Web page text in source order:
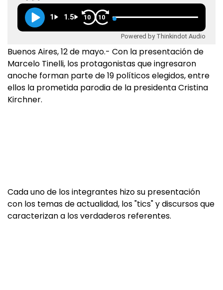
1 1.5 10 10
Powered by Thinkindot Audio
Buenos Aires, 12 de mayo.- Con la presentación de
Marcelo Tinelli, los protagonistas que ingresaron
anoche forman parte de 19 políticos elegidos, entre
ellos la prometida parodia de la presidenta Cristina
Kirchner.
Cada uno de los integrantes hizo su presentación
con los temas de actualidad, los "tics" y discursos que
caracterizan a los verdaderos referentes.